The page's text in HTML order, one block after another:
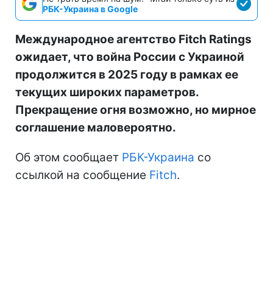
РБК-Украина в Google
Международное агентство Fitch Ratings
ожидает, что война России с Украиной
продолжится в 2025 году в рамках ее
текущих широких параметров.
Прекращение огня возможно, но мирное
соглашение маловероятно.
Об этом сообщает РБК-Украина со
ссылкой на сообщение Fitch.